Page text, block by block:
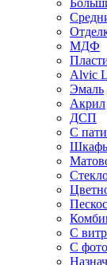
МДФ
Alvic
Эмаль
Акрил
ДСП
С
С
С